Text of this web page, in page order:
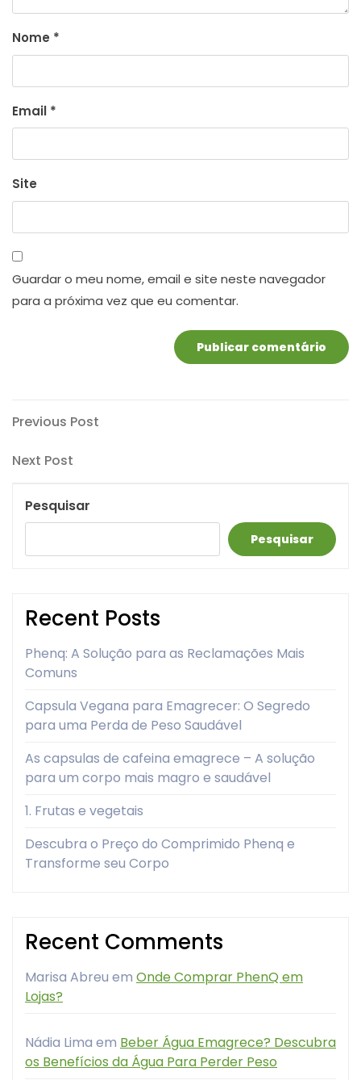
Nome *
Email *
Site
Guardar o meu nome, email e site neste navegador
para a próxima vez que eu comentar.
Navegação
de
artigos
Previous
Previous Post
Next
Next Post
Pesquisar
Pesquisar
Recent Posts
Phenq: A Solução para as Reclamações Mais
Comuns
Capsula Vegana para Emagrecer: O Segredo
para uma Perda de Peso Saudável
As capsulas de cafeina emagrece – A solução
para um corpo mais magro e saudável
1. Frutas e vegetais
Descubra o Preço do Comprimido Phenq e
Transforme seu Corpo
Recent Comments
Marisa Abreu em Onde Comprar PhenQ em
Lojas?
Nádia Lima em Beber Água Emagrece? Descubra
os Benefícios da Água Para Perder Peso